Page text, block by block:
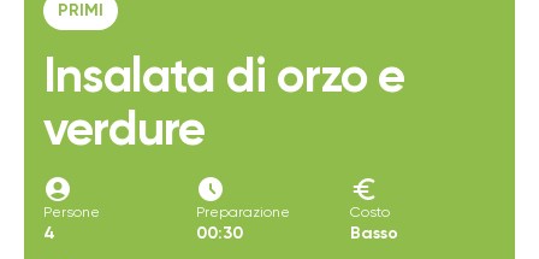
PRIMI
Insalata di orzo e
verdure
account_circle
Persone
4
access_time_filled
Preparazione
00:30
euro
Costo
Basso